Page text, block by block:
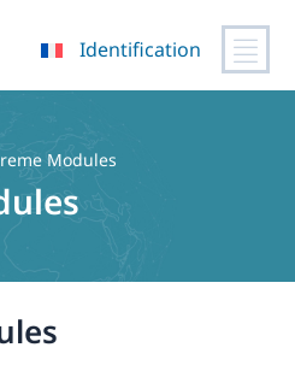
Identification
Modules